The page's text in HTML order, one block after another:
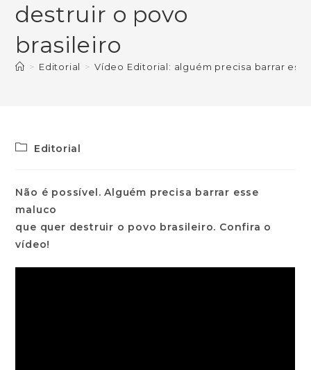
destruir o povo
brasileiro
> Editorial > Vídeo Editorial: alguém precisa barrar
Editorial
Não é possível. Alguém precisa barrar esse
maluco
que quer destruir o povo brasileiro. Confira o
vídeo!